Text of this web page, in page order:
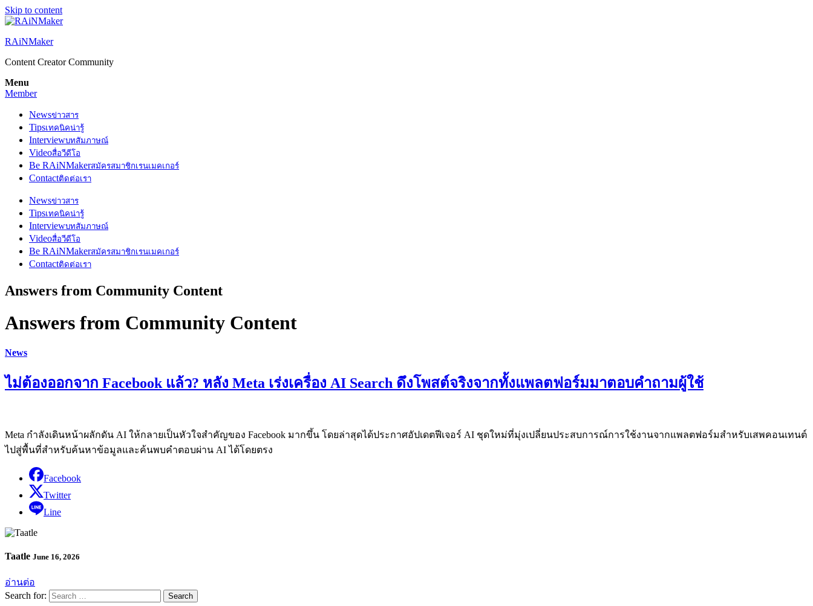
Skip to content
RAiNMaker
Content Creator Community
Menu
Member
Newsข่าวสาร
Tipsเทคนิคน่ารู้
Interviewบทสัมภาษณ์
Videoสื่อวีดีโอ
Be RAiNMakerสมัครสมาชิกเรนเมคเกอร์
Contactติดต่อเรา
Newsข่าวสาร
Tipsเทคนิคน่ารู้
Interviewบทสัมภาษณ์
Videoสื่อวีดีโอ
Be RAiNMakerสมัครสมาชิกเรนเมคเกอร์
Contactติดต่อเรา
Answers from Community Content
Answers from Community Content
News
ไม่ต้องออกจาก Facebook แล้ว? หลัง Meta เร่งเครื่อง AI Search ดึงโพสต์จริงจากทั้งแพลตฟอร์มมาตอบคำถามผู้ใช้
Meta กำลังเดินหน้าผลักดัน AI ให้กลายเป็นหัวใจสำคัญของ Facebook มากขึ้น โดยล่าสุดได้ประกาศอัปเดตฟีเจอร์ AI ชุดใหม่ที่มุ่งเปลี่ยนประสบการณ์การใช้งานจากแพลตฟอร์มสำหรับเสพคอนเทนต์
ไปสู่พื้นที่สำหรับค้นหาข้อมูลและค้นพบคำตอบผ่าน AI ได้โดยตรง
Facebook
Twitter
Line
Taatle June 16, 2026
อ่านต่อ
Search for: